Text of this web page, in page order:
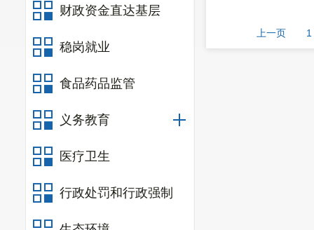
财政资金直达基层
稳岗就业
食品药品监管
义务教育
医疗卫生
行政处罚和行政强制
上一页 1